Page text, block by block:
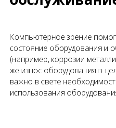
Компьютерное зрение
состояние оборудования и
(например, коррозии
же износ оборудования в
важно в свете
использования